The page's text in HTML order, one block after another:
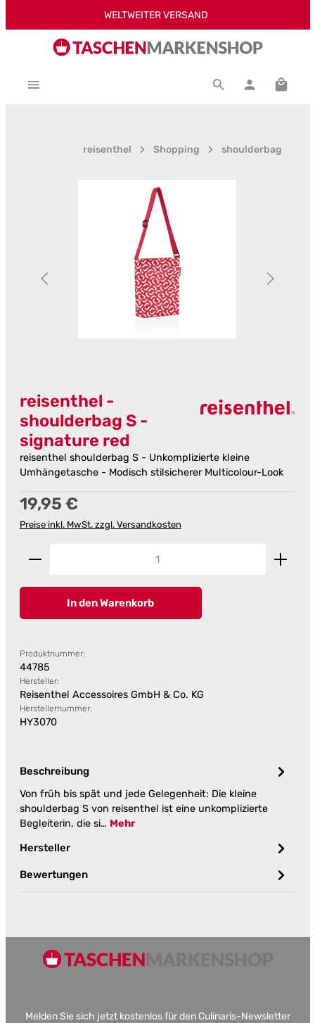
Zum Hauptinhalt springenWELTWEITER VERSAND
reisenthel Shopping shoulderbag
reisenthel -
shoulderbag S -
signature red
reisenthel shoulderbag S - Unkomplizierte kleine
Umhängetasche - Modisch stilsicherer Multicolour-Look
Regulärer Preis:
19,95 €
Preise inkl. MwSt. zzgl. Versandkosten
Produkt Anzahl: Gib den gewünschten Wert ein
In den Warenkorb
Produktnummer:
44785
Hersteller:
Reisenthel Accessoires GmbH & Co. KG
Herstellernummer:
HY3070
Beschreibung
Von früh bis spät und jede Gelegenheit: Die kleine
shoulderbag S von reisenthel ist eine unkomplizierte
Begleiterin, die si… Mehr
Hersteller
Bewertungen
Melden Sie sich jetzt kostenlos für den Culinaris-Newsletter